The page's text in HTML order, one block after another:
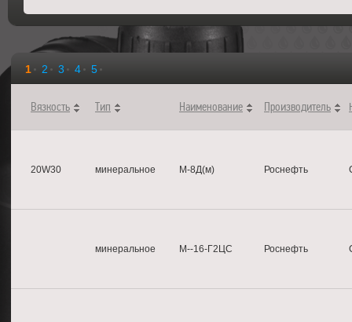
1 2 3 4 5
Вязкость Тип Наименование Производитель
20W30 минеральное М-8Д(м) Роснефть
минеральное М--16-Г2ЦС Роснефть